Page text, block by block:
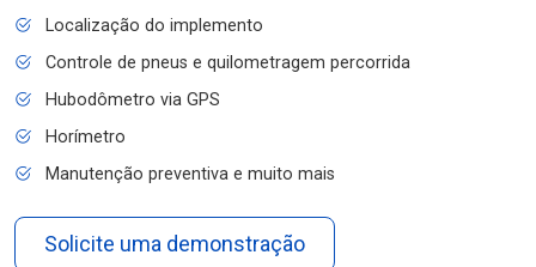
Localização do implemento
Controle de pneus e quilometragem percorrida
Hubodômetro via GPS
Horímetro
Manutenção preventiva e muito mais
Solicite uma demonstração